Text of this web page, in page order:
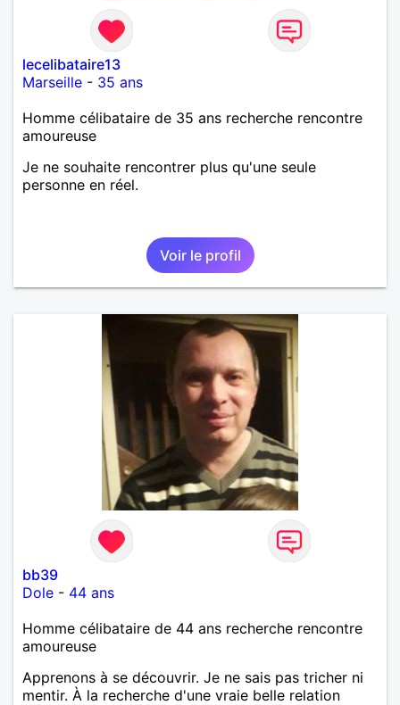
lecelibataire13
Marseille - 35 ans
Homme célibataire de 35 ans recherche rencontre
amoureuse
Je ne souhaite rencontrer plus qu'une seule
personne en réel.
Voir le profil
bb39
Dole - 44 ans
Homme célibataire de 44 ans recherche rencontre
amoureuse
Apprenons à se découvrir. Je ne sais pas tricher ni
mentir. À la recherche d'une vraie belle relation